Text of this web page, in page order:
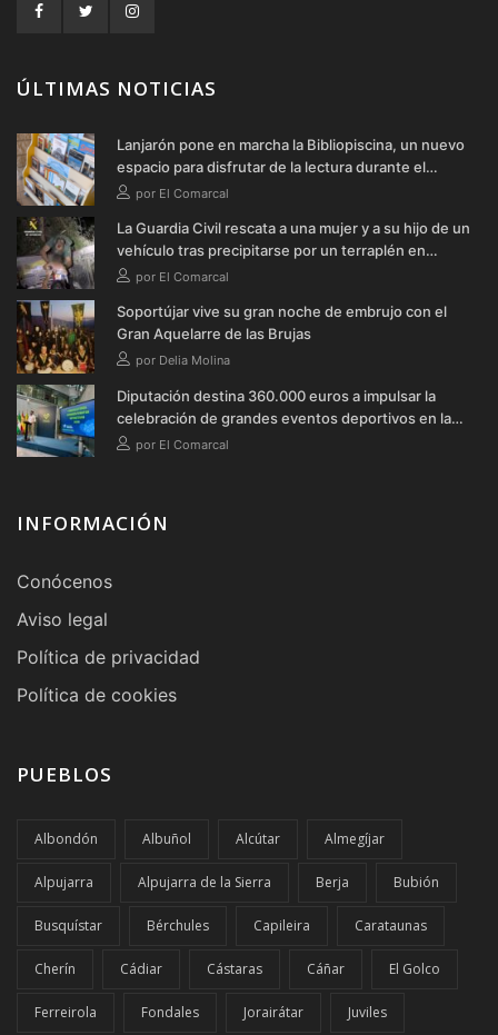
ÚLTIMAS NOTICIAS
Lanjarón pone en marcha la Bibliopiscina, un nuevo
espacio para disfrutar de la lectura durante el
verano
por El Comarcal
La Guardia Civil rescata a una mujer y a su hijo de un
vehículo tras precipitarse por un terraplén en
Soportújar
por El Comarcal
Soportújar vive su gran noche de embrujo con el
Gran Aquelarre de las Brujas
por Delia Molina
Diputación destina 360.000 euros a impulsar la
celebración de grandes eventos deportivos en la
provincia durante 2026
por El Comarcal
INFORMACIÓN
Conócenos
Aviso legal
Política de privacidad
Política de cookies
PUEBLOS
Albondón Albuñol Alcútar Almegíjar
Alpujarra Alpujarra de la Sierra Berja Bubión
Busquístar Bérchules Capileira Carataunas
Cherín Cádiar Cástaras Cáñar El Golco
Ferreirola Fondales Jorairátar Juviles